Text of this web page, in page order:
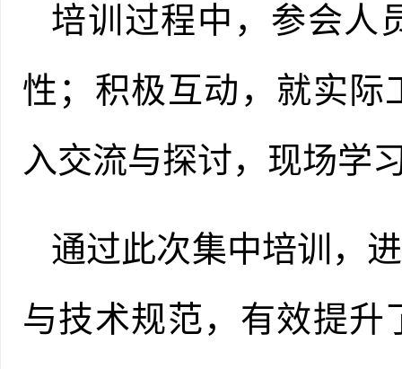
培训过程中，参会人
性 ； 积极互动，就实际
入交流与探讨，现场学
通过此次集中培训，
与技术规范，有效提升